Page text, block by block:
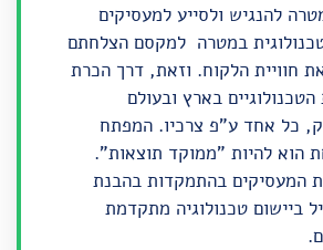
להנגיש ולסייע למעסיקים
במטרה למקסם הצלחתם
חוויית הלקוח. וזאת, דרך הכרת
בארץ ובעולם
כל אחד ע"פ צרכיו. המפתח
הוא להיות "ממוקד תוצאות".
המעסיקים בהתמקדות בהבנת
ביישום טכנולוגיה מתקדמת